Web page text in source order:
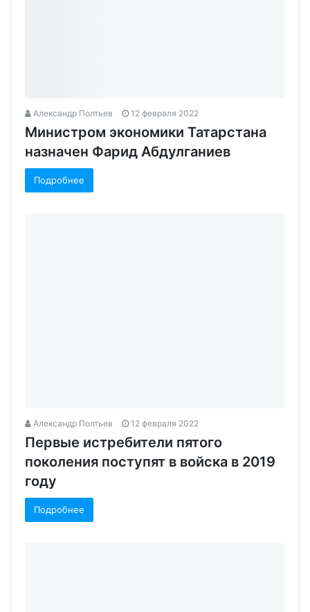
Александр Полтьев 12 февраля 2022
Министром экономики Татарстана
назначен Фарид Абдулганиев‍
Подробнее
Александр Полтьев 12 февраля 2022
Первые истребители пятого
поколения поступят в войска в 2019
году
Подробнее